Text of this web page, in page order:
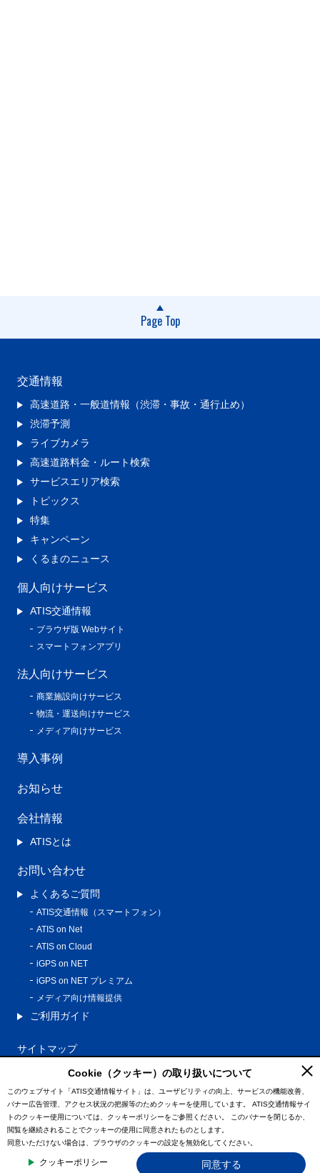
Page Top
交通情報
高速道路・一般道情報（渋滞・事故・通行止め）
渋滞予測
ライブカメラ
高速道路料金・ルート検索
サービスエリア検索
トピックス
特集
キャンペーン
くるまのニュース
個人向けサービス
ATIS交通情報
ブラウザ版 Webサイト
スマートフォンアプリ
法人向けサービス
商業施設向けサービス
物流・運送向けサービス
メディア向けサービス
導入事例
お知らせ
会社情報
ATISとは
お問い合わせ
よくあるご質問
ATIS交通情報（スマートフォン）
ATIS on Net
ATIS on Cloud
iGPS on NET
iGPS on NET プレミアム
メディア向け情報提供
ご利用ガイド
サイトマップ
プライバシーポリシー
利用規約
特定商取引法に基づく表記
情報の外部通信について
© ATIS Co.,Ltd. All Rights Reserved.
Cookie（クッキー）の取り扱いについて
このウェブサイト「ATIS交通情報サイト」は、ユーザビリティの向上、サービスの機能改善、
バナー広告管理、アクセス状況の把握等のためクッキーを使用しています。
ATIS交通情報サイ
トのクッキー使用については、クッキーポリシーをご参照ください。
このバナーを閉じるか、
閲覧を継続されることでクッキーの使用に同意されたものとします。
同意いただけない場合は、ブラウザのクッキーの設定を無効化してください。
クッキーポリシー 同意する